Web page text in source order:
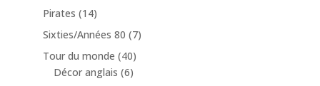
Pirates (14)
Sixties/Années 80 (7)
Tour du monde (40)
Décor anglais (6)